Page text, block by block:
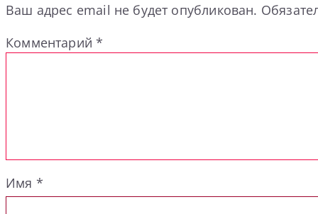
Ваш адрес email не будет опубликован.
Комментарий*
Имя *